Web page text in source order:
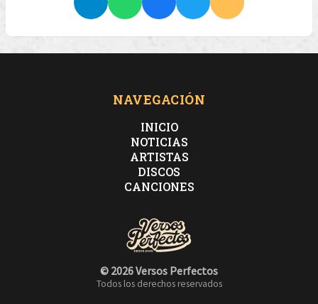
NAVEGACIÓN
INICIO
NOTICIAS
ARTISTAS
DISCOS
CANCIONES
© 2026 Versos Perfectos
Todos los derechos reservados